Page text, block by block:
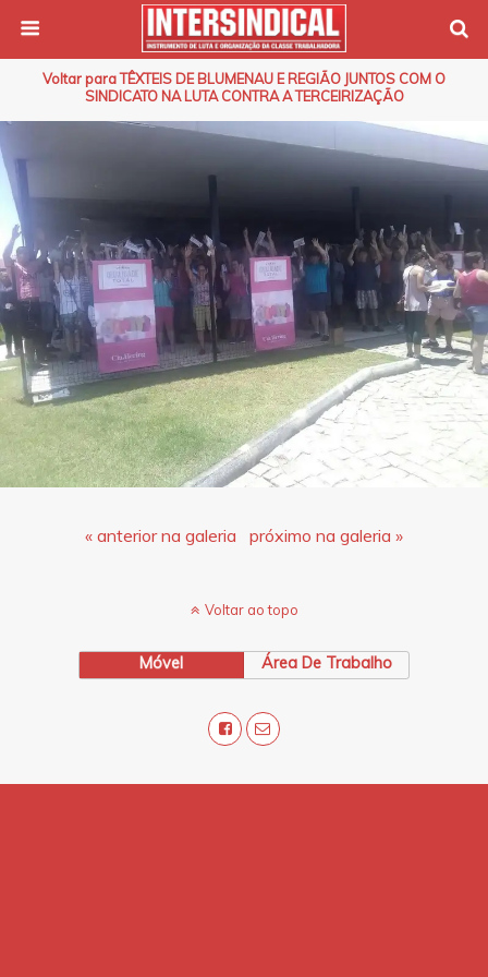
Voltar para TÊXTEIS DE BLUMENAU E REGIÃO JUNTOS COM O
SINDICATO NA LUTA CONTRA A TERCEIRIZAÇÃO
« anterior na galeria próximo na galeria »
Voltar ao topo
Móvel Área De Trabalho